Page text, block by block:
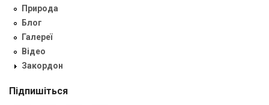
Природа
Блог
Галереї
Відео
Закордон
Підпишіться